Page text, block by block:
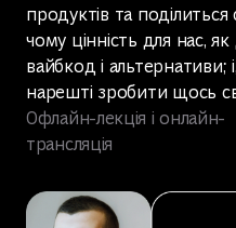
продуктів та
чому цінність для нас,
вайбкод і
нарешті зробити щось
Офлайн-лекція і онлайн-
трансляція